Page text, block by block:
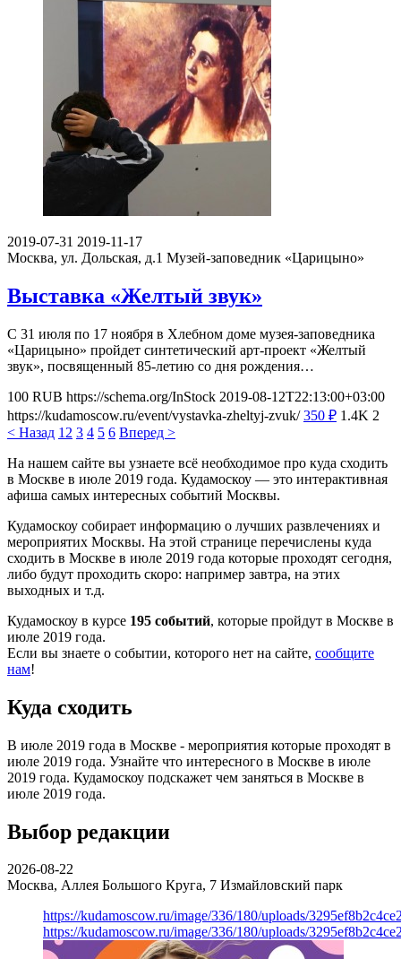
2019-07-31 2019-11-17
Москва, ул. Дольская, д.1 Музей-заповедник «Царицыно»
Выставка «Желтый звук»
С 31 июля по 17 ноября в Хлебном доме музея-заповедника
«Царицыно» пройдет синтетический арт-проект «Желтый
звук», посвященный 85-летию со дня рождения…
100 RUB https://schema.org/InStock 2019-08-12T22:13:00+03:00
https://kudamoscow.ru/event/vystavka-zheltyj-zvuk/ 350 ₽ 1.4K 2
< Назад 1 2 3 4 5 6 Вперед >
На нашем сайте вы узнаете всё необходимое про куда сходить
в Москве в июле 2019 года. Кудамоскоу — это интерактивная
афиша самых интересных событий Москвы.
Кудамоскоу собирает информацию о лучших развлечениях и
мероприятих Москвы. На этой странице перечислены куда
сходить в Москве в июле 2019 года которые проходят сегодня,
либо будут проходить скоро: например завтра, на этих
выходных и т.д.
Кудамоскоу в курсе 195 событий, которые пройдут в Москве в
июле 2019 года.
Если вы знаете о событии, которого нет на сайте, сообщите
нам!
Куда сходить
В июле 2019 года в Москве - мероприятия которые проходят в
июле 2019 года. Узнайте что интересного в Москве в июле
2019 года. Кудамоскоу подскажет чем заняться в Москве в
июле 2019 года.
Выбор редакции
2026-08-22
Москва, Аллея Большого Круга, 7 Измайловский парк
https://kudamoscow.ru/image/336/180/uploads/
https://kudamoscow.ru/image/336/180/uploads/